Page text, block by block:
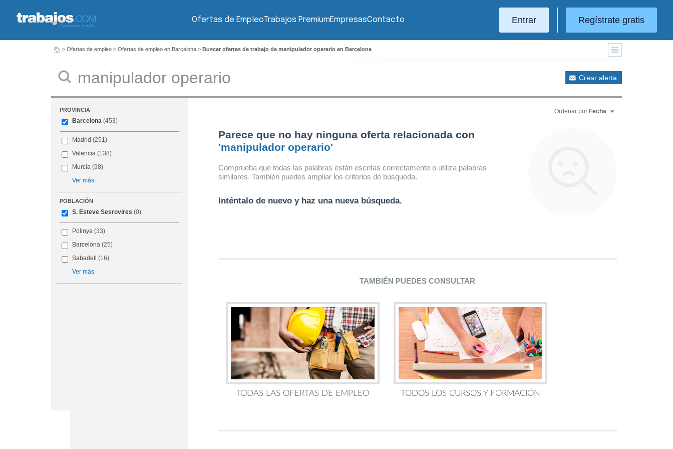
Ofertas de EmpleoTrabajos PremiumEmpresasContacto Entrar Regístrate gratis
> Ofertas de empleo > Ofertas de empleo en Barcelona > Buscar ofertas de trabajo de manipulador operario en Barcelona
Crear alerta
PROVINCIA
Barcelona (453)
Madrid (251)
Valencia (138)
Murcia (98)
Ver más
POBLACIÓN
S. Esteve Sesrovires (0)
Polinya (33)
Barcelona (25)
Sabadell
(16)
Ver más
Ordenar por Fecha
Parece que no hay ninguna oferta relacionada con
'manipulador operario'
Comprueba que todas las palabras están escritas correctamente o utiliza palabras
similares. También puedes ampliar los criterios de búsqueda.
Inténtalo de nuevo y haz una nueva búsqueda.
TAMBIÉN PUEDES CONSULTAR
TODAS LAS OFERTAS DE EMPLEO TODOS LOS CURSOS Y FORMACIÓN